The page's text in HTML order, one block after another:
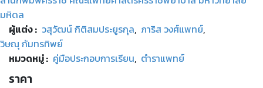
มหิดล
ผู้แต่ง : วสุวัฒน์ กิติสมประยูรกุล, ภาริส วงศ์แพทย์,
วิษณุ กัมทรทิพย์
หมวดหมู่: คู่มือประกอบการเรียน, ตำราแพทย์
ราคา